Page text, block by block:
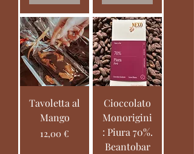
Tavoletta al
Mango
Prezzo
12,00 €
Cioccolato
Monorigini
: Piura 70%.
Beantobar